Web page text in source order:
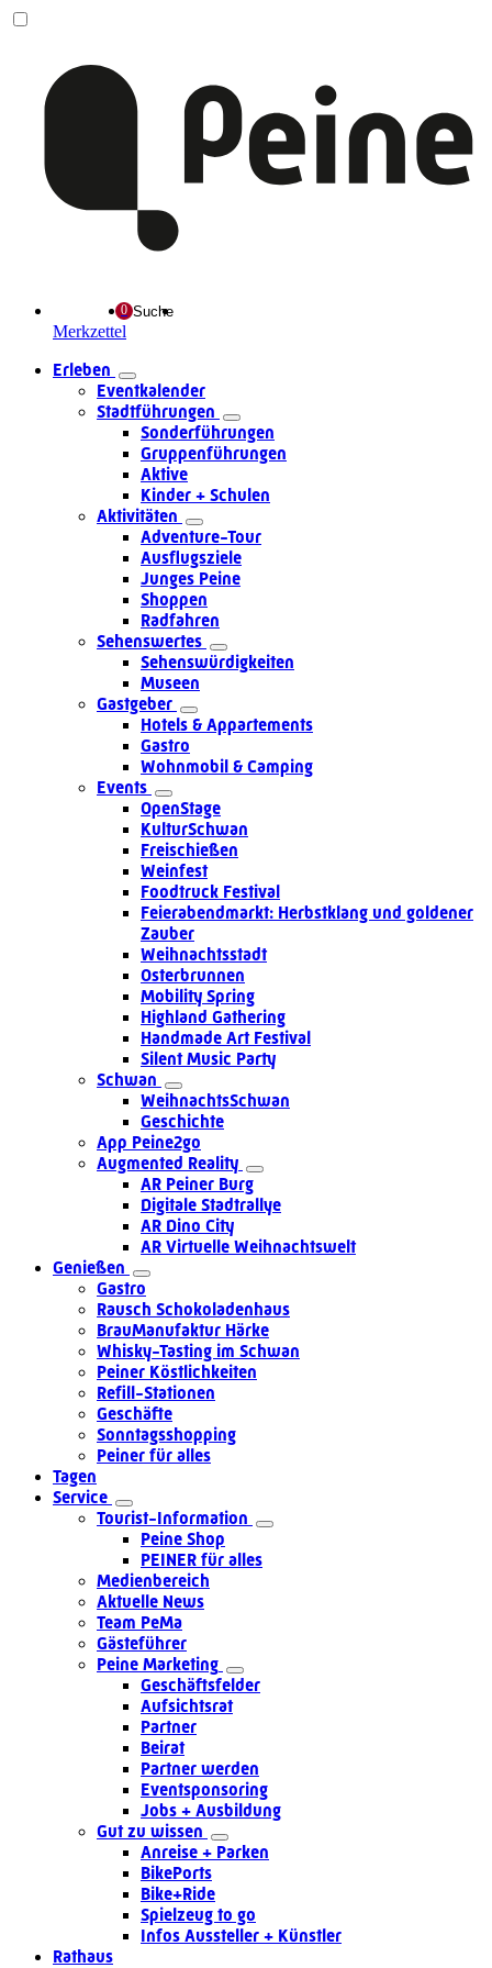
Merkzettel
Suche
Erleben
Eventkalender
Stadtführungen
Sonderführungen
Gruppenführungen
Aktive
Kinder + Schulen
Aktivitäten
Adventure-Tour
Ausflugsziele
Junges Peine
Shoppen
Radfahren
Sehenswertes
Sehenswürdigkeiten
Museen
Gastgeber
Hotels & Appartements
Gastro
Wohnmobil & Camping
Events
OpenStage
KulturSchwan
Freischießen
Weinfest
Foodtruck Festival
Feierabendmarkt: Herbstklang und goldener
Zauber
Weihnachtsstadt
Osterbrunnen
Mobility Spring
Highland Gathering
Handmade Art Festival
Silent Music Party
Schwan
WeihnachtsSchwan
Geschichte
App Peine2go
Augmented Reality
AR Peiner Burg
Digitale Stadtrallye
AR Dino City
AR Virtuelle Weihnachtswelt
Genießen
Gastro
Rausch Schokoladenhaus
BrauManufaktur Härke
Whisky-Tasting im Schwan
Peiner Köstlichkeiten
Refill-Stationen
Geschäfte
Sonntagsshopping
Peiner für alles
Tagen
Service
Tourist-Information
Peine Shop
PEINER für alles
Medienbereich
Aktuelle News
Team PeMa
Gästeführer
Peine Marketing
Geschäftsfelder
Aufsichtsrat
Partner
Beirat
Partner werden
Eventsponsoring
Jobs + Ausbildung
Gut zu wissen
Anreise + Parken
BikePorts
Bike+Ride
Spielzeug to go
Infos Aussteller + Künstler
Rathaus